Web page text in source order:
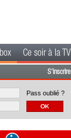
Ce soir à la TV
S'inscrire
Pass oublié ?